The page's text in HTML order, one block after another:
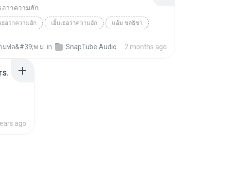
อว่าความฮัก
ธอว่าความฮัก เอิ้นเธอว่าความฮัก แอ้ม ชลธิชา
มพ่อ&#39;พ ม. in SnapTube Audio 2 months ago
ago